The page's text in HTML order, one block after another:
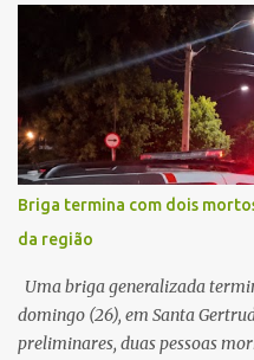
partida. Ainda segundo o
carro, certificou-se de que
permaneceu com a chave de
cerca de dez minutos para
que o automóvel havia
pelas imediações, mas não
Conforme o boletim, um
relatou ter visto a Spin
característica compatível com o
já apresentava antes do furto.
v...
Briga termina com dois
da região
Uma briga generalizada
domingo (26), em Santa
preliminares, duas pessoas